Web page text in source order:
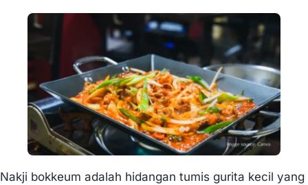
Nakji bokkeum adalah hidangan tumis gurita kecil yang